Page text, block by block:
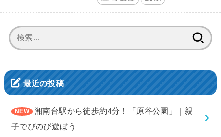
索:
最近の投稿
湘南台駅から徒歩約4分！「原谷公園」｜親
子でびのび遊ぼう